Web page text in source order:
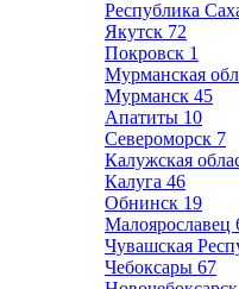
Республика
Якутск 72
Покровск 1
Мурманская
Мурманск 45
Апатиты 10
Североморск 7
Калужская
Калуга 46
Обнинск 19
Малоярославец
Чувашская
Чебоксары 67